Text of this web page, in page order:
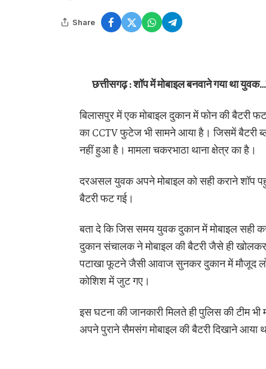
Share
छत्तीसगढ़ : शॉप में मोबाइल बनवाने गया था
बिलासपुर में एक मोबाइल दुकान में फोन की
का CCTV फुटेज भी सामने आया है। जिसमें बैटरी
नहीं हुआ है। मामला चकरभाठा थाना क्षेत्र का है।
दरअसल युवक अपने मोबाइल को सही कराने शॉप
बैटरी फट गई।
बता दे कि जिस समय युवक दुकान में मोबाइल सही
दुकान संचालक ने मोबाइल की बैटरी जैसे ही
पटाखा फूटने जैसी आवाज सुनकर दुकान में मौजूद
कोशिश में जुट गए।
इस घटना की जानकारी मिलते ही पुलिस की टीम
अपने पुराने सैमसंग मोबाइल की बैटरी दिखाने आया